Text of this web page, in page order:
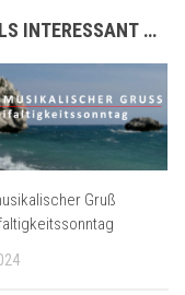
INTERESSANT …
Gruß